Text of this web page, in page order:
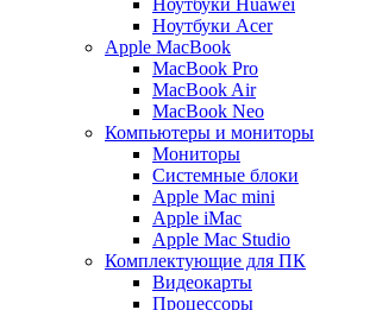
Ноутбуки Huawei
Ноутбуки Acer
Apple MacBook
MacBook Pro
MacBook Air
MacBook Neo
Компьютеры и мониторы
Мониторы
Системные блоки
Apple Mac mini
Apple iMac
Apple Mac Studio
Комплектующие для ПК
Видеокарты
Процессоры